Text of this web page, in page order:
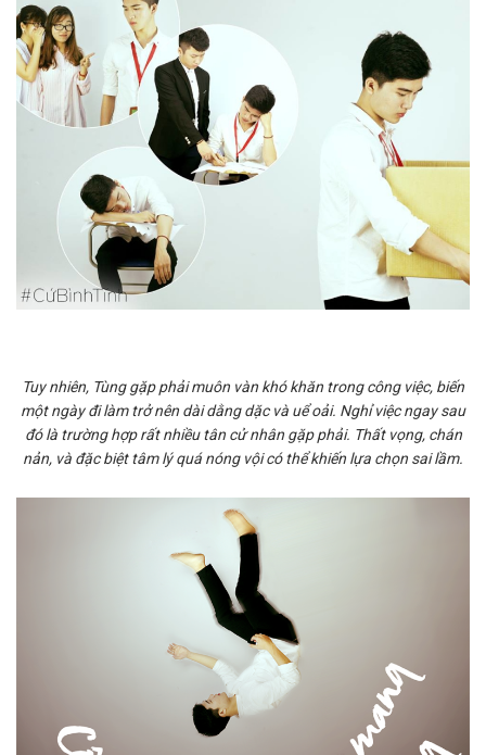
Tuy nhiên, Tùng gặp phải muôn vàn khó khăn trong công việc, biến
một ngày đi làm trở nên dài dằng dặc và uể oải. Nghỉ việc ngay sau
đó là trường hợp rất nhiều tân cử nhân gặp phải. Thất vọng, chán
nản, và đặc biệt tâm lý quá nóng vội có thể khiến lựa chọn sai lầm.